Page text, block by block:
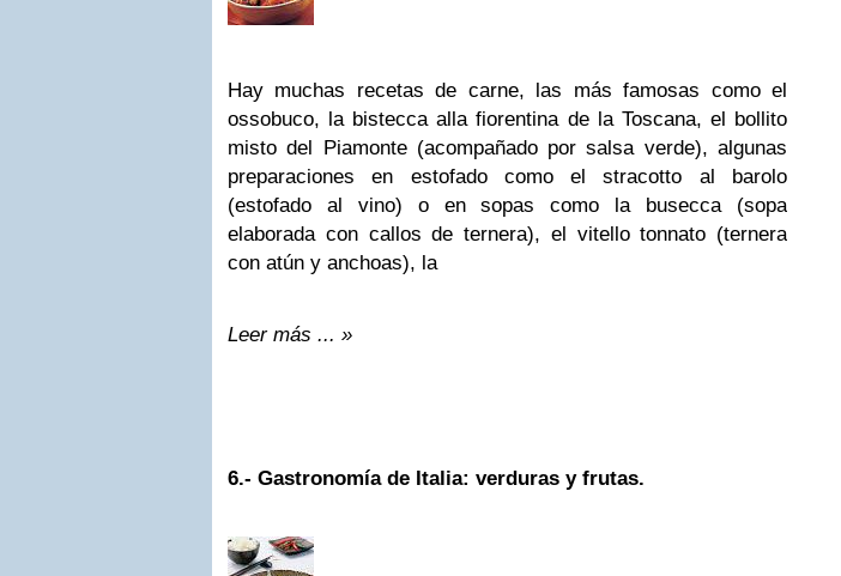
Hay muchas recetas de carne, las más famosas como el
ossobuco, la bistecca alla fiorentina de la Toscana, el bollito
misto del Piamonte (acompañado por salsa verde), algunas
preparaciones en estofado como el stracotto al barolo
(estofado al vino) o en sopas como la busecca (sopa
elaborada con callos de ternera), el vitello tonnato (ternera
con atún y anchoas), la
Leer más ... »
6.- Gastronomía de Italia: verduras y frutas.